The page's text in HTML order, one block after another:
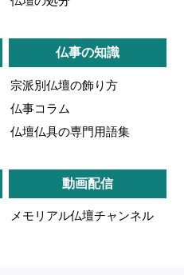
仏事の知識
宗派別仏壇の飾り方
仏事コラム
仏壇仏具の専門用語集
動画配信
メモリアル仏壇チャンネル